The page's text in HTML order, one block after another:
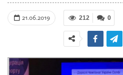
21.06.2019 0
212